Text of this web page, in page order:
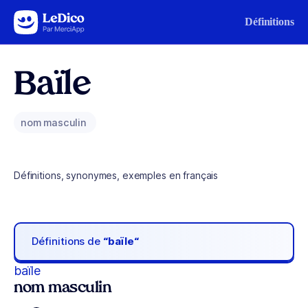
Aller au contenu Définitions
Baïle
nom masculin
Définitions, synonymes, exemples en français
Définitions de “baïle“
baïle
nom masculin